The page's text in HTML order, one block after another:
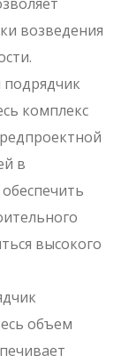
возведения
комплекс
в
высокого
объем